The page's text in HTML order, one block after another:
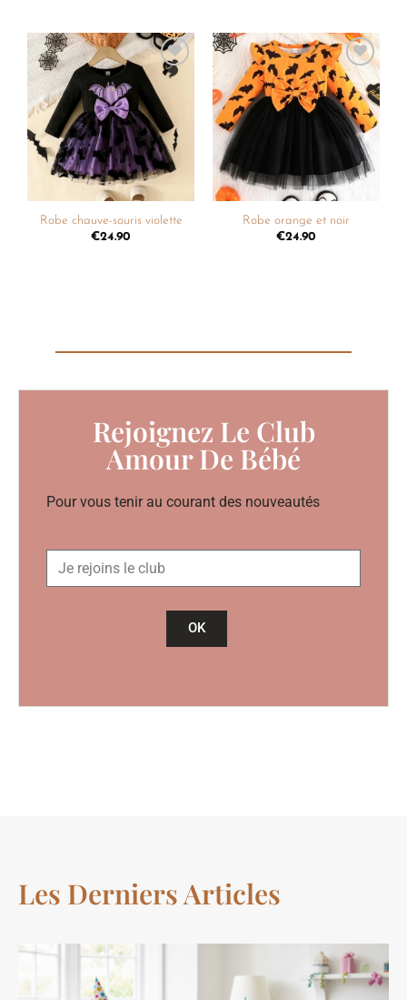
Ajouter
liste de
souhaits
Robe chauve-souris violette
€24.90
Ajouter
à la
liste de
souhaits
Robe orange et noir
€24.90
Rejoignez Le Club
Amour De Bébé
Pour vous tenir au courant des nouveautés
OK
Les Derniers Articles